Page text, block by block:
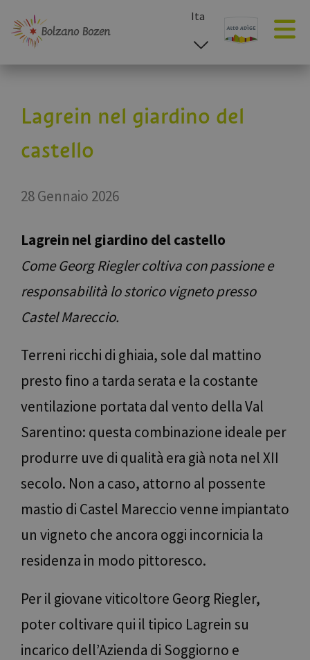
Ita
esp
deu
Lagrein nel giardino del
castello
28 Gennaio 2026
Lagrein nel giardino del castello
Come Georg Riegler coltiva con passione e
responsabilità lo storico vigneto presso
Castel Mareccio.
Terreni ricchi di ghiaia, sole dal mattino
presto fino a tarda serata e la costante
ventilazione portata dal vento della Val
Sarentino: questa combinazione ideale per
produrre uve di qualità era già nota nel XII
secolo. Non a caso, attorno al possente
mastio di Castel Mareccio venne impiantato
un vigneto che ancora oggi incornicia la
residenza in modo pittoresco.
Per il giovane viticoltore Georg Riegler,
poter coltivare qui il tipico Lagrein su
incarico dell’Azienda di Soggiorno e